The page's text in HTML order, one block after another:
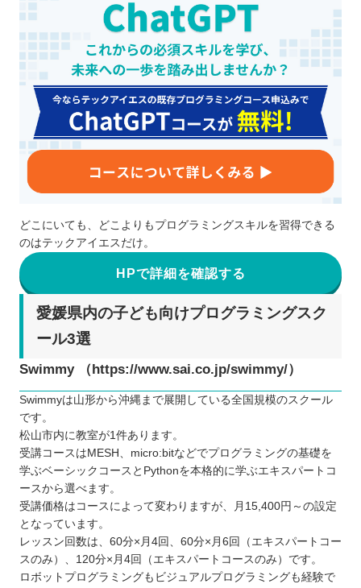
どこにいても、どこよりもプログラミングスキルを習得できる
のはテックアイエスだけ。
HPで詳細を確認する
愛媛県内の子ども向けプログラミングスク
ール3選
Swimmy （https://www.sai.co.jp/swimmy/）
Swimmyは山形から沖縄まで展開している全国規模のスクール
です。
松山市内に教室が1件あります。
受講コースはMESH、micro:bitなどでプログラミングの基礎を
学ぶベーシックコースとPythonを本格的に学ぶエキスパートコ
ースから選べます。
受講価格はコースによって変わりますが、月15,400円～の設定
となっています。
レッスン回数は、60分×月4回、60分×月6回（エキスパートコー
スのみ）、120分×月4回（エキスパートコースのみ）です。
ロボットプログラミングもビジュアルプログラミングも経験で